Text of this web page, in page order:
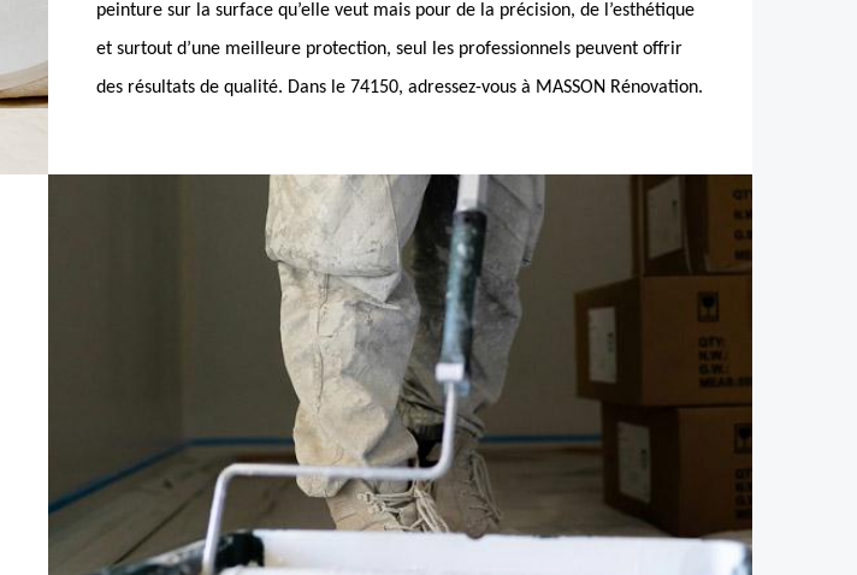
peinture sur la surface qu’elle veut mais pour de la précision, de l’esthétique
et surtout d’une meilleure protection, seul les professionnels peuvent offrir
des résultats de qualité. Dans le 74150, adressez-vous à MASSON Rénovation.